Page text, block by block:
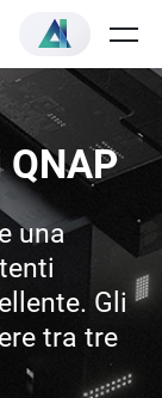
una
Gli
tra tre